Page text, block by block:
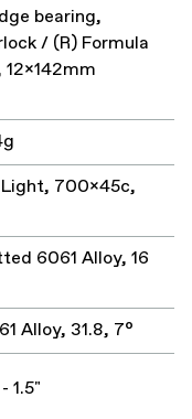
bearing,
/ (R) Formula
Light, 700x45c,
6061 Alloy, 16
Alloy, 31.8, 7°
1.5"